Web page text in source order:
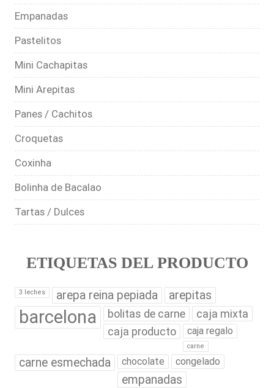
Empanadas
Pastelitos
Mini Cachapitas
Mini Arepitas
Panes / Cachitos
Croquetas
Coxinha
Bolinha de Bacalao
Tartas / Dulces
ETIQUETAS DEL PRODUCTO
3 leches arepa reina pepiada arepitas
barcelona bolitas de carne
caja mixta
caja producto
caja regalo
carne
carne esmechada chocolate congelado
empanadas